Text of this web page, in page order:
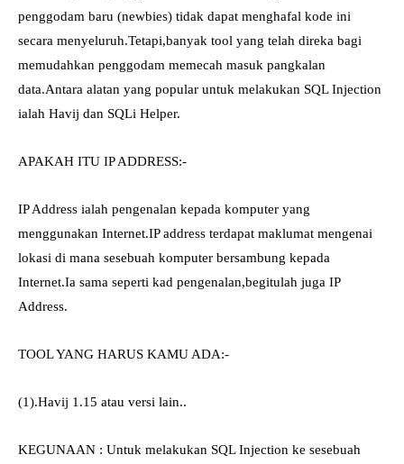
penggodam baru (newbies) tidak dapat menghafal kode ini
secara menyeluruh.Tetapi,banyak tool yang telah direka bagi
memudahkan penggodam memecah masuk pangkalan
data.Antara alatan yang popular untuk melakukan SQL Injection
ialah Havij dan SQLi Helper.
APAKAH ITU IP ADDRESS:-
IP Address ialah pengenalan kepada komputer yang
menggunakan Internet.IP address terdapat maklumat mengenai
lokasi di mana sesebuah komputer bersambung kepada
Internet.Ia sama seperti kad pengenalan,begitulah juga IP
Address.
TOOL YANG HARUS KAMU ADA:-
(1).Havij 1.15 atau versi lain..
KEGUNAAN : Untuk melakukan SQL Injection ke sesebuah